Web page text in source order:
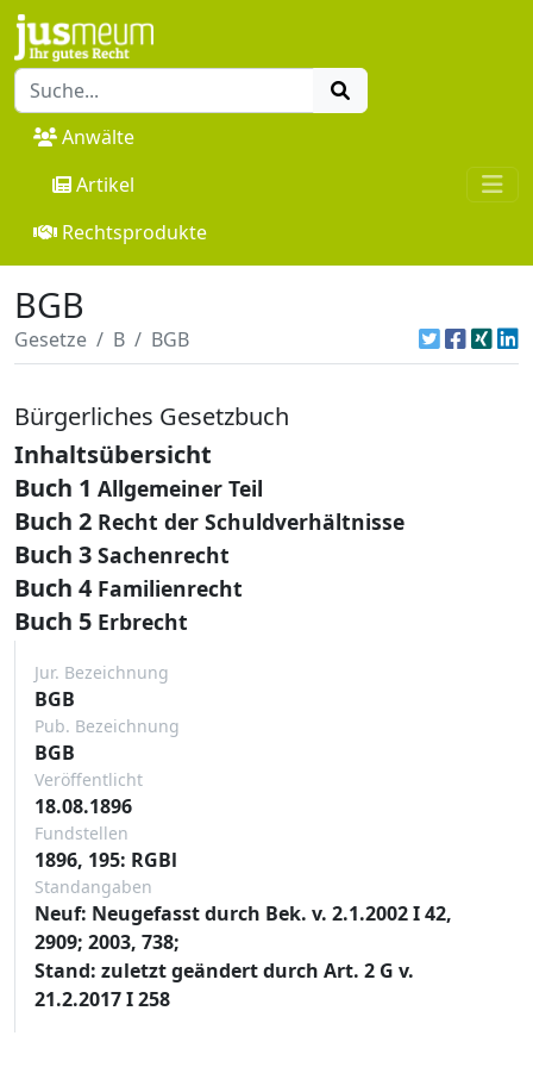
Anwälte
Artikel
Rechtsprodukte
BGB
Gesetze B BGB
Bürgerliches Gesetzbuch
Inhaltsübersicht
Buch 1 Allgemeiner Teil
Buch 2 Recht der Schuldverhältnisse
Buch 3 Sachenrecht
Buch 4 Familienrecht
Buch 5 Erbrecht
Jur. Bezeichnung
BGB
Pub. Bezeichnung
BGB
Veröffentlicht
18.08.1896
Fundstellen
1896, 195: RGBl
Standangaben
Neuf: Neugefasst durch Bek. v. 2.1.2002 I 42,
2909; 2003, 738;
Stand: zuletzt geändert durch Art. 2 G v.
21.2.2017 I 258